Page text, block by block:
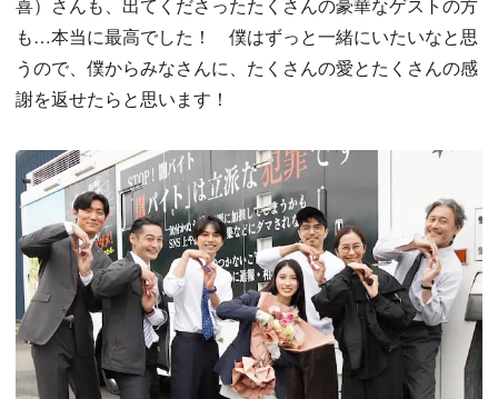
喜）さんも、出てくださったたくさんの豪華なゲストの方
も…本当に最高でした！ 僕はずっと一緒にいたいなと思
うので、僕からみなさんに、たくさんの愛とたくさんの感
謝を返せたらと思います！